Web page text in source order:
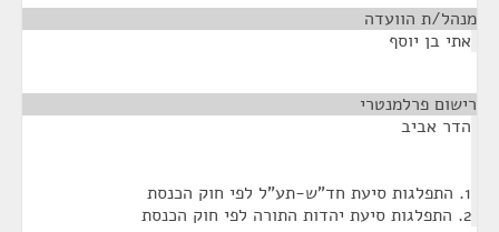
מנהל/ת הוועדה
אתי בן יוסף
רישום פרלמנטרי
הדר אביב
1. התפלגות סיעת חד"ש-תע"ל לפי חוק הכנסת
2. התפלגות סיעת יהדות התורה לפי חוק הכנסת